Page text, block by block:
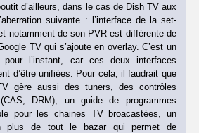
d’ailleurs, dans le cas de Dish TV aux
suivante : l’interface de la set-
notamment de son PVR est différente de
TV qui s’ajoute en overlay. C’est un
pour l’instant, car ces deux interfaces
d’être unifiées. Pour cela, il faudrait que
gère aussi des tuners, des contrôles
(CAS, DRM), un guide de programmes
pour les chaines TV broacastées, un
plus de tout le bazar qui permet de